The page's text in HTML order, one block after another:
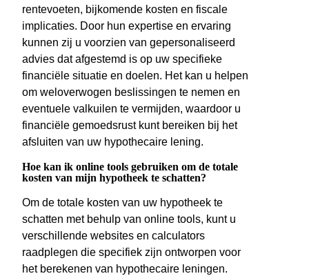
rentevoeten, bijkomende kosten en fiscale
implicaties. Door hun expertise en ervaring
kunnen zij u voorzien van gepersonaliseerd
advies dat afgestemd is op uw specifieke
financiële situatie en doelen. Het kan u helpen
om weloverwogen beslissingen te nemen en
eventuele valkuilen te vermijden, waardoor u
financiële gemoedsrust kunt bereiken bij het
afsluiten van uw hypothecaire lening.
Hoe kan ik online tools gebruiken om de totale
kosten van mijn hypotheek te schatten?
Om de totale kosten van uw hypotheek te
schatten met behulp van online tools, kunt u
verschillende websites en calculators
raadplegen die specifiek zijn ontworpen voor
het berekenen van hypothecaire leningen.